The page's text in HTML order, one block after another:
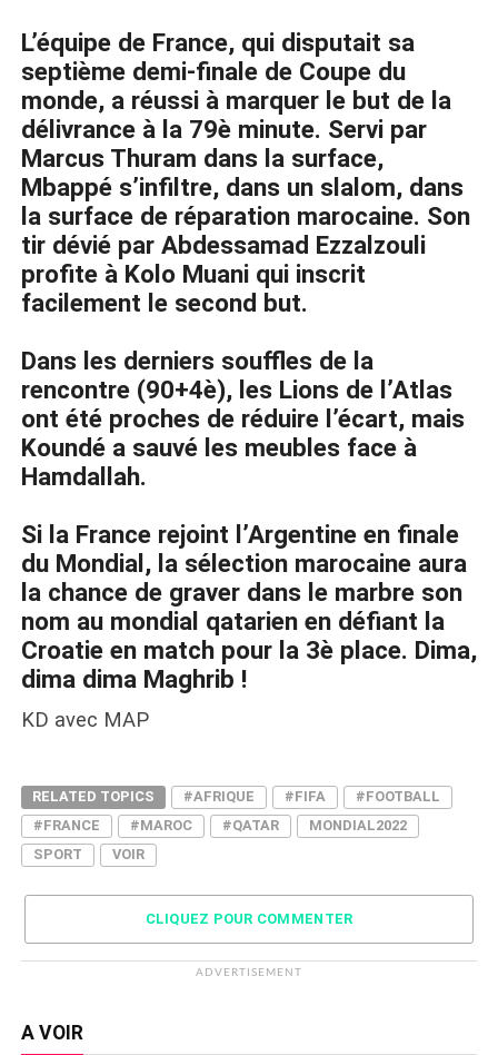
L’équipe de France, qui disputait sa
septième demi-finale de Coupe du
monde, a réussi à marquer le but de la
délivrance à la 79è minute. Servi par
Marcus Thuram dans la surface,
Mbappé s’infiltre, dans un slalom, dans
la surface de réparation marocaine. Son
tir dévié par Abdessamad Ezzalzouli
profite à Kolo Muani qui inscrit
facilement le second but.
Dans les derniers souffles de la
rencontre (90+4è), les Lions de l’Atlas
ont été proches de réduire l’écart, mais
Koundé a sauvé les meubles face à
Hamdallah.
Si la France rejoint l’Argentine en finale
du Mondial, la sélection marocaine aura
la chance de graver dans le marbre son
nom au mondial qatarien en défiant la
Croatie en match pour la 3è place. Dima,
dima dima Maghrib !
KD avec MAP
RELATED TOPICS #AFRIQUE #FIFA
#FOOTBALL
#FRANCE
#MAROC #QATAR
MONDIAL2022
SPORT
VOIR
CLIQUEZ POUR COMMENTER
ADVERTISEMENT
A VOIR